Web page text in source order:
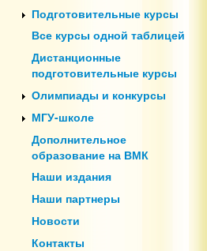
Подготовительные курсы
Все курсы одной таблицей
Дистанционные
подготовительные курсы
Олимпиады и конкурсы
МГУ-школе
Дополнительное
образование на ВМК
Наши издания
Наши партнеры
Новости
Контакты